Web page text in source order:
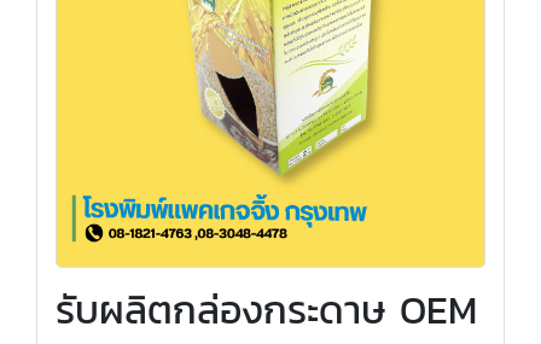
รับผลิตกล่องกระดาษ OEM